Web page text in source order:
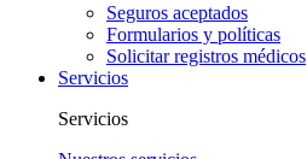
Seguros aceptados
Formularios y políticas
Solicitar registros médicos
Servicios
Servicios